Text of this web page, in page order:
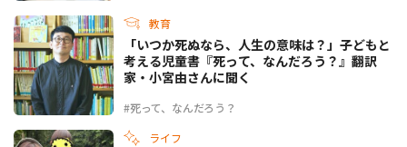
教育
#死って、なんだろう？
「いつか死ぬなら、人生の意味は？」子どもと
考える児童書『死って、なんだろう？』翻訳
家・小宮由さんに聞く
ライフ